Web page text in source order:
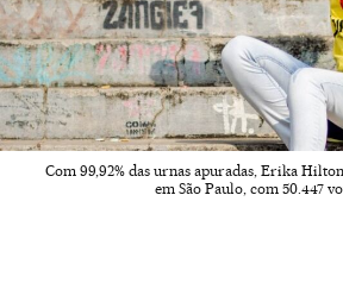
Com 99,92% das urnas apuradas, Erika
em São Paulo, com 50.447